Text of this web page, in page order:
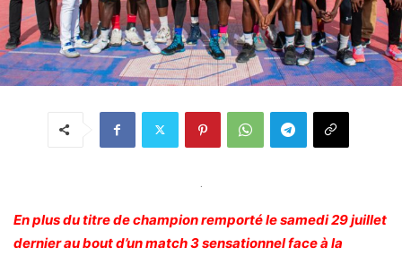
En plus du titre de champion remporté le samedi 29 juillet
dernier au bout d’un match 3 sensationnel face à la